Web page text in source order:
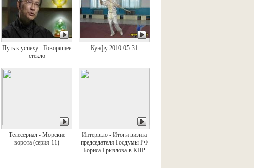
Путь к успеху - Говорящее
стекло
Кунфу 2010-05-31
Телесериал - Морские
ворота (серия 11)
Интервью - Итоги визита
председателя Госдумы РФ
Бориса Грызлова в КНР